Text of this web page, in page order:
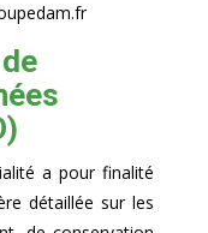
a pour finalité
détaillée sur les